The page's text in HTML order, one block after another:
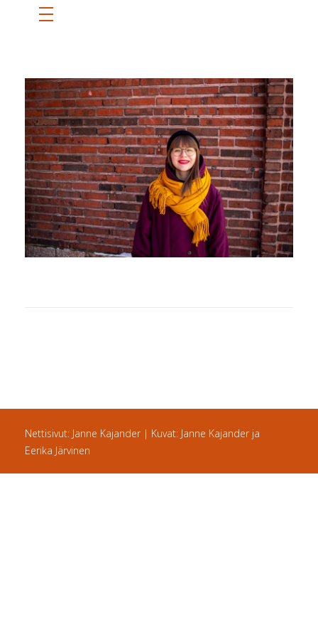
SANNI
BLOGI
OTA YHTEYTTÄ
Nettisivut: Janne Kajander | Kuvat: Janne Kajander ja
Eerika Järvinen